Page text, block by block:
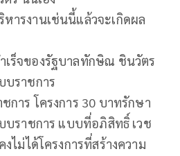
ารงานเช่นนี้แล้วจะเกิดผล
เร็จของรัฐบาลทักษิณ ชินวัตร
บราชการ
าร โครงการ 30 บาทรักษา
บราชการ แบบที่อภิสิทธิ์ เวช
ไม่ได้โครงการที่สร้างความ